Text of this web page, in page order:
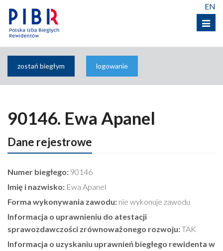
Menu
EN
zostań biegłym logowanie
90146. Ewa Apanel
Dane rejestrowe
Numer biegłego: 90146
Imię i nazwisko: Ewa Apanel
Forma wykonywania zawodu: nie wykonuje zawodu
Informacja o uprawnieniu do atestacji
sprawozdawczości zrównoważonego rozwoju:TAK
Informacja o uzyskaniu uprawnień biegłego rewidenta w